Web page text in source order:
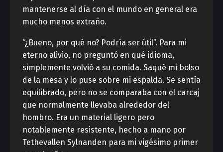
mantenerse al día con el mundo en general era
mucho menos extraño.
“¿Bueno, por qué no? Podría ser útil”. Para mi
eterno alivio, no preguntó en qué idioma,
simplemente volvió a su comida. Saqué mi bolso
de la mesa y lo puse sobre mi espalda. Se sentía
equilibrado, pero no se comparaba con el carcaj
que normalmente llevaba alrededor del
hombro. Era un material ligero pero
notablemente resistente, hecho a mano por
Tethevallen Sylnanden para mi vigésimo primer